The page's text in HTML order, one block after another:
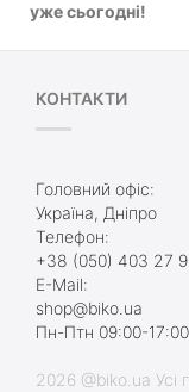
уже сьогодні!
КОНТАКТИ
Головний офіс:
Україна, Дніпро
Телефон:
+38 (050) 403 27
E-Mail:
shop@biko.ua
Пн-Птн 09:00-
2026 @biko.ua Усі